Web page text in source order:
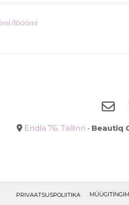
/1000ml
Endla 76, Tallinn • Beautiq
PRIVAATSUSPOLIITIKA